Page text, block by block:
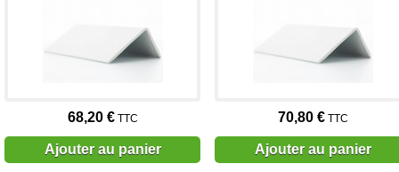
68,20 €TTC
Ajouter au panier
70,80 €TTC
Ajouter au panier